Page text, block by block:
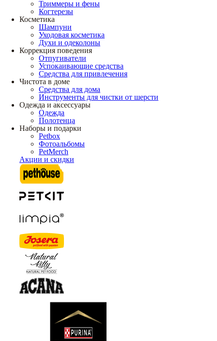
Триммеры и фены
Когтерезы
Косметика
Шампуни
Уходовая косметика
Духи и одеколоны
Коррекция поведения
Отпугиватели
Успокаивающие средства
Средства для привлечения
Чистота в доме
Средства для дома
Инструменты для чистки от шерсти
Одежда и аксессуары
Одежда
Полотенца
Наборы и подарки
Petbox
Фотоальбомы
PetMerch
Акции и скидки